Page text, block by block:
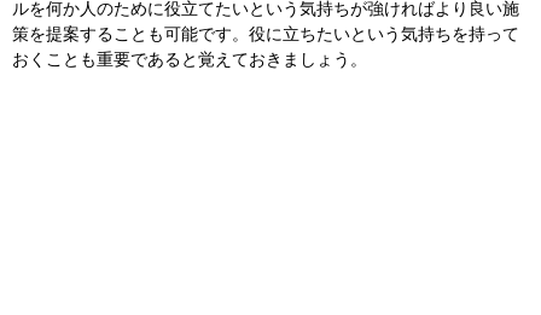
ルを何か人のために役立てたいという気持ちが強ければより良い施
策を提案することも可能です。役に立ちたいという気持ちを持って
おくことも重要であると覚えておきましょう。